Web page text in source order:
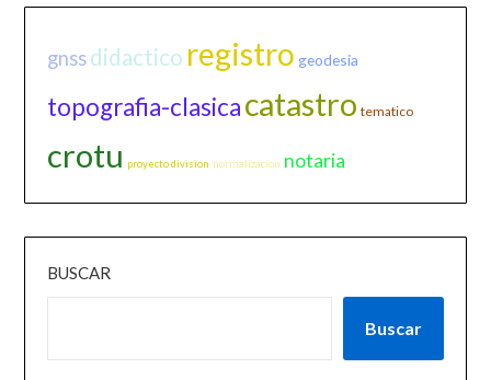
gnssdidactico registro geodesia
topografia-clasicacatastro tematico
crotu proyecto division normalizacion notaria
BUSCAR
Buscar